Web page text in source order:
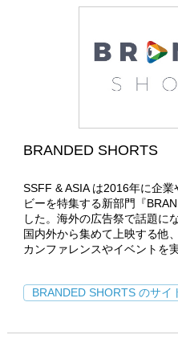
BRANDED SHORTS
SSFF & ASIA は2016年に企
ビーを特集する新部門『
した。海外の広告祭で話題に
国内外から集めて上映する他
カンファレンスやイベントを
BRANDED SHORTS のサイ